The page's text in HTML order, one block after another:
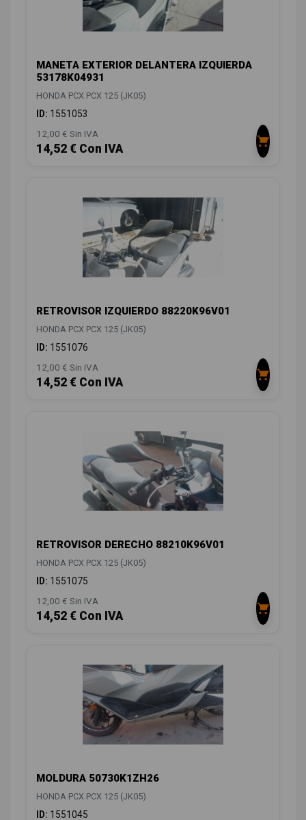
MANETA EXTERIOR DELANTERA IZQUIERDA
53178K04931
HONDA PCX PCX 125 (JK05)
ID: 1551053
12,00 € Sin IVA
14,52 € Con IVA
RETROVISOR IZQUIERDO 88220K96V01
HONDA PCX PCX 125 (JK05)
ID: 1551076
12,00 € Sin IVA
14,52 € Con IVA
RETROVISOR DERECHO 88210K96V01
HONDA PCX PCX 125 (JK05)
ID: 1551075
12,00 € Sin IVA
14,52 € Con IVA
MOLDURA 50730K1ZH26
HONDA PCX PCX 125 (JK05)
ID: 1551045